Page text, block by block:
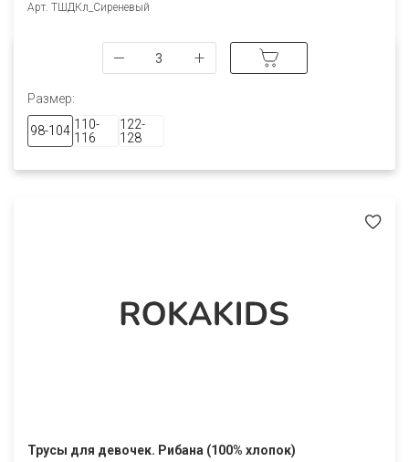
Арт. ТШДКл_Сиреневый
Размер:
98-104 110-
116
122-
128
Трусы для девочек. Рибана (100% хлопок)